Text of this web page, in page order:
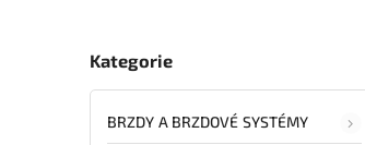
Kategorie
BRZDY A BRZDOVÉ SYSTÉMY